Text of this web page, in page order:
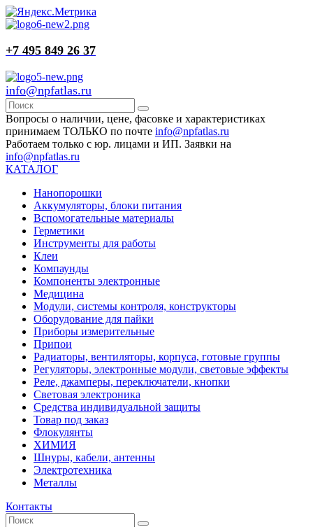
+7 495 849 26 37
info@npfatlas.ru
Вопросы о наличии, цене, фасовке и характеристиках
принимаем ТОЛЬКО по почте info@npfatlas.ru
Работаем только с юр. лицами и ИП. Заявки на
info@npfatlas.ru
КАТАЛОГ
Нанопорошки
Аккумуляторы, блоки питания
Вспомогательные материалы
Герметики
Инструменты для работы
Клеи
Компаунды
Компоненты электронные
Медицина
Модули, системы контроля, конструкторы
Оборудование для пайки
Приборы измерительные
Припои
Радиаторы, вентиляторы, корпуса, готовые группы
Регуляторы, электронные модули, световые эффекты
Реле, джамперы, переключатели, кнопки
Световая электроника
Средства индивидуальной защиты
Товар под заказ
Флокулянты
ХИМИЯ
Шнуры, кабели, антенны
Электротехника
Металлы
Контакты